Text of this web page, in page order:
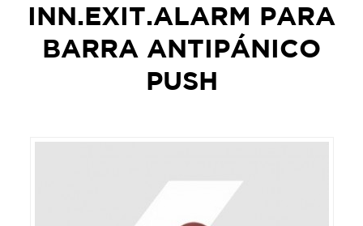
INN.EXIT.ALARM PARA
BARRA ANTIPÁNICO
PUSH